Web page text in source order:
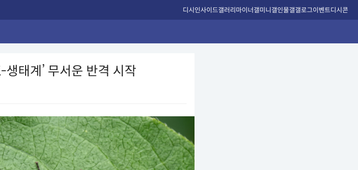
디시인사이드갤러리마이너갤미니갤인물갤갤로그이벤트디시콘
태계’ 무서운 반격 시작